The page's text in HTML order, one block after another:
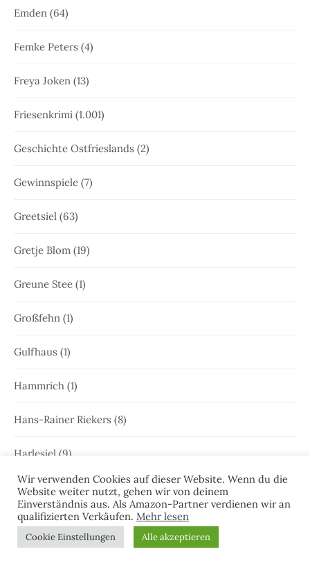
Emden (64)
Femke Peters (4)
Freya Joken (13)
Friesenkrimi (1.001)
Geschichte Ostfrieslands (2)
Gewinnspiele (7)
Greetsiel (63)
Gretje Blom (19)
Greune Stee (1)
Großfehn (1)
Gulfhaus (1)
Hammrich (1)
Hans-Rainer Riekers (8)
Harlesiel (9)
Hauke Holjansen(5)
Hedda Böttcher(23)
Wir verwenden Cookies auf dieser Website. Wenn du die
Website weiter nutzt, gehen wir von deinem
Einverständnis aus. Als Amazon-Partner verdienen wir an
qualifizierten Verkäufen. Mehr lesen
Cookie Einstellungen Alle akzeptieren